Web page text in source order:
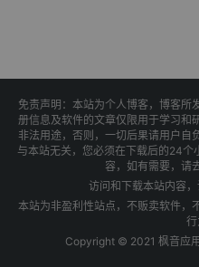
免责声明：本站为个人博客，博客所
册信息及软件的文章仅限用于学习和
非法用途，否则，一切后果请用户自
与本站无关，您必须在下载后的24
容，如有需要，请
访问和下载本站内容，
本站为非盈利性站点，不贩卖软件，
行
Copyright © 2021 枫音应